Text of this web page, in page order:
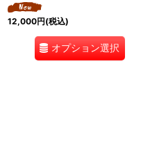
12,000円(税込)
オプション選択